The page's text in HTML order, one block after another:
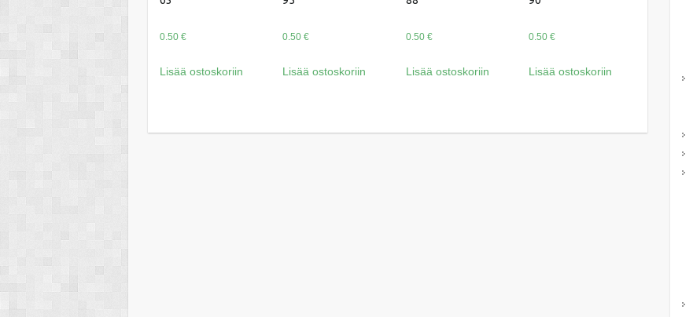
0.50 €
Lisää ostoskoriin
0.50€
Lisää ostoskoriin
0.50 €
Lisää ostoskoriin
0.50€
Lisää ostoskoriin